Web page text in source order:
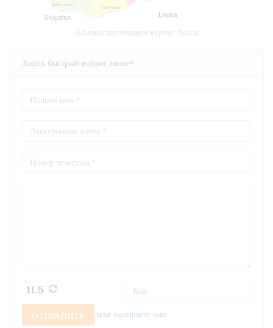
Административная карта Лхасы
Задать быстрый вопрос ниже?
ОТПРАВИТЬ или напишите нам